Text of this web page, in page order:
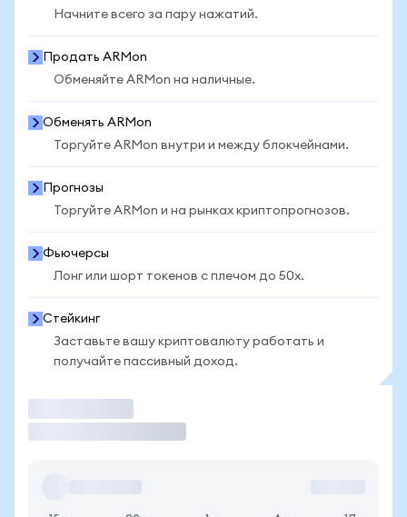
Начните всего за пару нажатий.
Продать ARMon
Обменяйте ARMon на наличные.
Обменять ARMon
Торгуйте ARMon внутри и между блокчейнами.
Прогнозы
Торгуйте ARMon и на рынках криптопрогнозов.
Фьючерсы
Лонг или шорт токенов с плечом до 50x.
Стейкинг
Заставьте вашу криптовалюту работать и
получайте пассивный доход.